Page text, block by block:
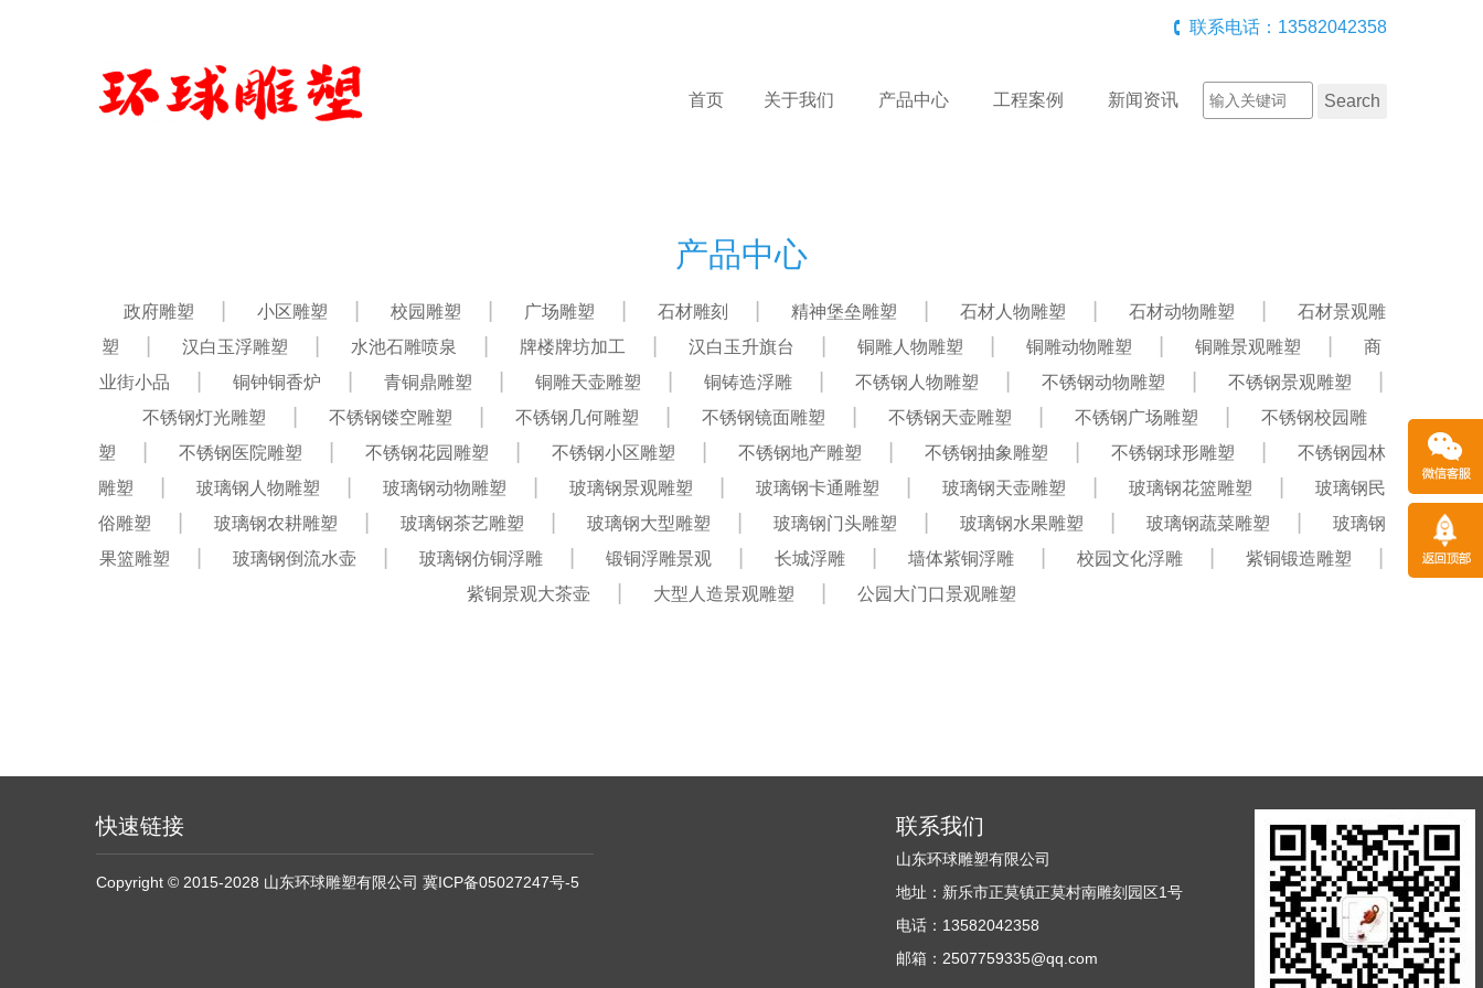
联系电话：13582042358
首页 关于我们 产品中心 工程案例 新闻资讯
产品中心
政府雕塑 小区雕塑 校园雕塑 广场雕塑 石材雕刻 精神堡垒雕塑 石材人物雕塑 石材动物雕塑
石材景观雕
塑
汉白玉浮雕塑 水池石雕喷泉 牌楼牌坊加工 汉白玉升旗台 铜雕人物雕塑 铜雕动物雕塑 铜雕景观雕塑
商
业街小品
铜钟铜香炉 青铜鼎雕塑 铜雕天壶雕塑 铜铸造浮雕 不锈钢人物雕塑 不锈钢动物雕塑
不锈钢景观雕塑
不锈钢灯光雕塑
不锈钢镂空雕塑 不锈钢几何雕塑 不锈钢镜面雕塑 不锈钢天壶雕塑 不锈钢广场雕塑
不锈钢校园雕
塑
不锈钢医院雕塑 不锈钢花园雕塑 不锈钢小区雕塑 不锈钢地产雕塑 不锈钢抽象雕塑 不锈钢球形雕塑
不锈钢园林
雕塑
玻璃钢人物雕塑 玻璃钢动物雕塑 玻璃钢景观雕塑 玻璃钢卡通雕塑 玻璃钢天壶雕塑 玻璃钢花篮雕塑
玻璃钢民
俗雕塑
玻璃钢农耕雕塑 玻璃钢茶艺雕塑 玻璃钢大型雕塑 玻璃钢门头雕塑 玻璃钢水果雕塑 玻璃钢蔬菜雕塑
玻璃钢
果篮雕塑
玻璃钢倒流水壶 玻璃钢仿铜浮雕 锻铜浮雕景观 长城浮雕 墙体紫铜浮雕 校园文化浮雕
紫铜锻造雕塑
紫铜景观大茶壶
大型人造景观雕塑 公园大门口景观雕塑
快速链接
Copyright © 2015-2028 山东环球雕塑有限公司 冀ICP备05027247号-5
联系我们
山东环球雕塑有限公司
地址：新乐市正莫镇正莫村南雕刻园区1号
电话：13582042358
邮箱：2507759335@qq.com